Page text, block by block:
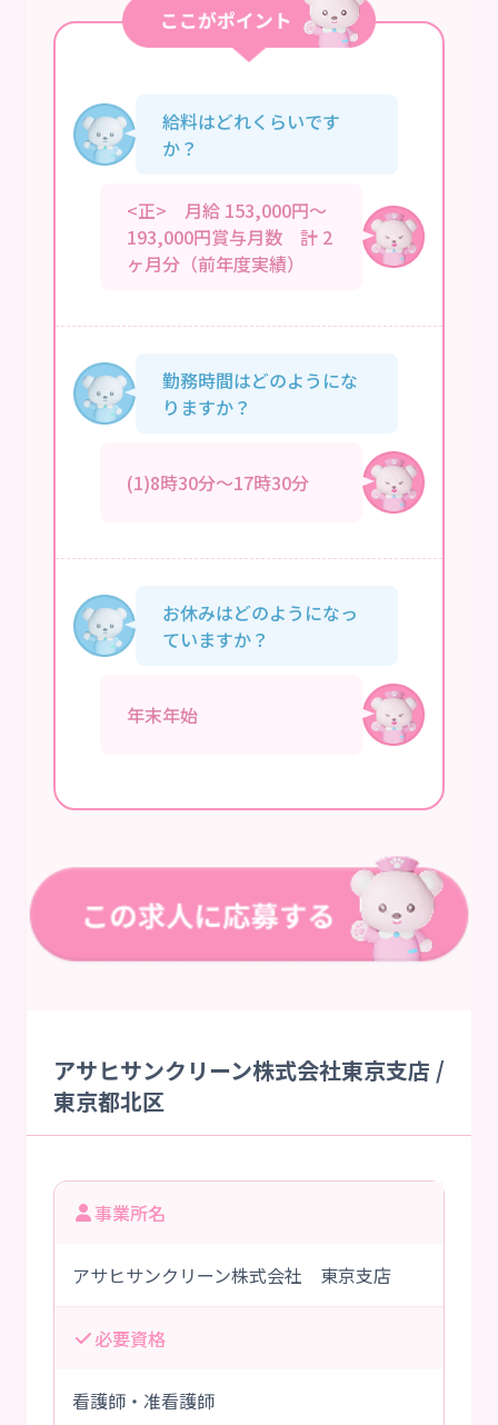
給料はどれくらいです
か？
<正> 月給 153,000円～
193,000円賞与月数 計 2
ヶ月分（前年度実績）
勤務時間はどのようにな
りますか？
(1)8時30分～17時30分
お休みはどのようになっ
ていますか？
年末年始
アサヒサンクリーン株式会社東京支店 /
東京都北区
事業所名
アサヒサンクリーン株式会社 東京支店
必要資格
看護師・准看護師